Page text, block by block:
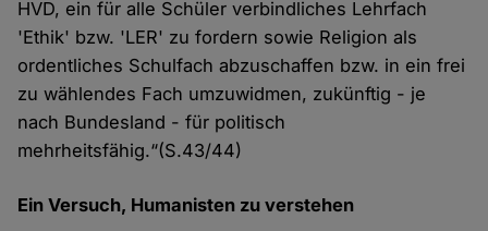
HVD, ein für alle Schüler verbindliches Lehrfach
'Ethik' bzw. 'LER' zu fordern sowie Religion als
ordentliches Schulfach abzuschaffen bzw. in ein frei
zu wählendes Fach umzuwidmen, zukünftig - je
nach Bundesland - für politisch
mehrheitsfähig.“(S.43/44)
Ein Versuch, Humanisten zu verstehen